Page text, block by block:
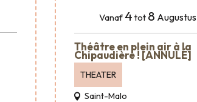
Vanaf4 tot 8 Augustus
Théâtre en plein air à la
Chipaudière ! [ANNULÉ]
THEATER
Saint-Malo